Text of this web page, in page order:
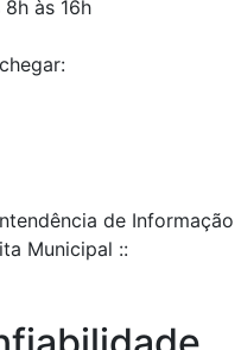
às 16h
de Informação
Municipal ::